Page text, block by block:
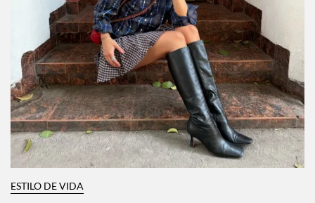
ESTILO DE VIDA